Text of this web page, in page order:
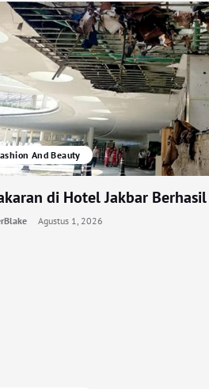
And Beauty
di Hotel Jakbar
Agustus 1, 2026